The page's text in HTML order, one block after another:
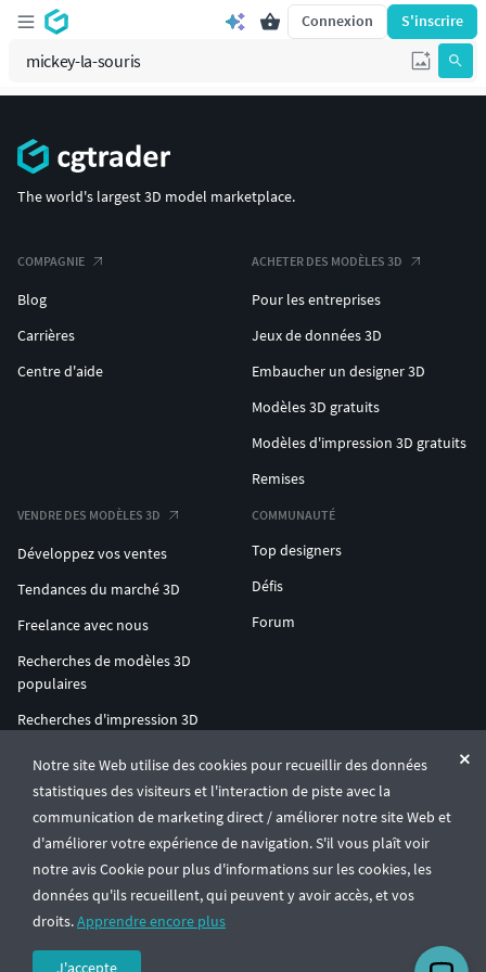
Connexion S'inscrire
Notre site Web utilise des cookies pour recueillir des données
statistiques des visiteurs et l'interaction de piste avec la
communication de marketing direct / améliorer notre site Web et
d'améliorer votre expérience de navigation. S'il vous plaît voir
notre avis Cookie pour plus d'informations sur les cookies, les
données qu'ils recueillent, qui peuvent y avoir accès, et vos
droits.Apprendre encore plus
J'accepte
The world's largest 3D model marketplace.
COMPAGNIE
Blog
Carrières
Centre d'aide
ACHETER DES MODÈLES 3D
Pour les entreprises
Jeux de données 3D
Embaucher un designer 3D
Modèles 3D gratuits
Modèles d'impression 3D gratuits
Remises
VENDRE DES MODÈLES 3D
Développez vos ventes
Tendances du marché 3D
Freelance avec nous
Recherches de modèles 3D
populaires
Recherches d'impression 3D
COMMUNAUTÉ
Top designers
Défis
Forum
ENTERPRISE 3D AT SCALE
© CGTrader 2011-2026
UAB CGTrader, Antakalnio st. 17, Vilnius, Lithuania
Conditions généralesConfidentialité🇫🇷 Français